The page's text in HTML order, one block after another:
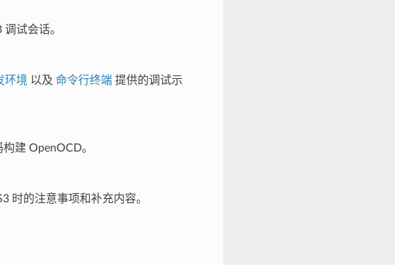
试会话。
环境 以及 命令行终端提供的调试示
建 OpenOCD。
时的注意事项和补充内容。